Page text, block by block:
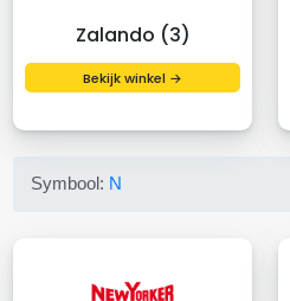
Zalando (3)
Bekijk winkel →
Symbool: N